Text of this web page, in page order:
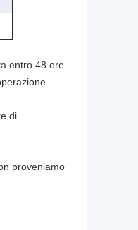
entro 48 ore
di
proveniamo